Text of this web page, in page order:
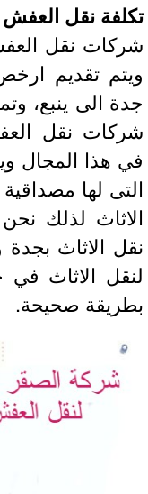
نقل العفش
نقل العفش
تقديم
الى ينبع،
نقل
هذا المجال
لها مصداقية
لذلك
الاثاث بجدة
الاثاث في
صحيحة.